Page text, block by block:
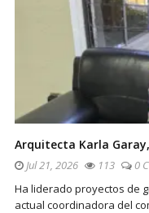
Arquitecta Karla
Jul 21, 2026 113
0
Ha liderado proyectos de
actual coordinadora del